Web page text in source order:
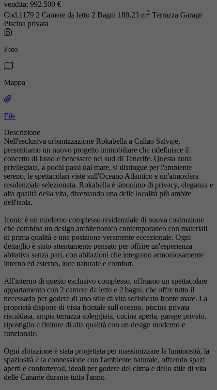
vendita: 992.500 €
Cod.1179 2 Camere da letto 2 Bagni 188,23 m2 Terrazza Garage
Piscina privata
Foto
Mappa
File
Descrizione
Nell'esclusiva urbanizzazione Rokabella a Callao Salvaje,
presentiamo un nuovo progetto immobiliare che ridefinisce il
concetto di lusso e benessere nel sud di Tenerife. Questa zona
privilegiata, a pochi passi dal mare, si distingue per l'ambiente
sereno, le spettacolari viste sull'Oceano Atlantico e un'atmosfera
residenziale selezionata. Rokabella è sinonimo di privacy, eleganza e
alta qualità della vita, diventando una delle località più ambite
dell'isola.
Iconic è un moderno complesso residenziale di nuova costruzione
che combina un design architettonico contemporaneo con materiali
di prima qualità e una posizione veramente eccezionale. Ogni
dettaglio è stato attentamente pensato per offrire un'esperienza
abitativa senza pari, con abitazioni che integrano armoniosamente
interno ed esterno, luce naturale e comfort.
All'interno di questo esclusivo complesso, offriamo un spettacolare
appartamento con 2 camere da letto e 2 bagni, che offre tutto il
necessario per godere di uno stile di vita sofisticato fronte mare. La
proprietà dispone di vista frontale sull'oceano, piscina privata
riscaldata, ampia terrazza soleggiata, cucina aperta, garage privato,
ripostiglio e finiture di alta qualità con un design moderno e
funzionale.
Ogni abitazione è stata progettata per massimizzare la luminosità, la
spaziosità e la connessione con l'ambiente naturale, offrendo spazi
aperti e confortevoli, ideali per godere del clima e dello stile di vita
delle Canarie durante tutto l'anno.